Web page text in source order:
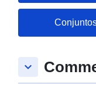
keyboard_arrow_down